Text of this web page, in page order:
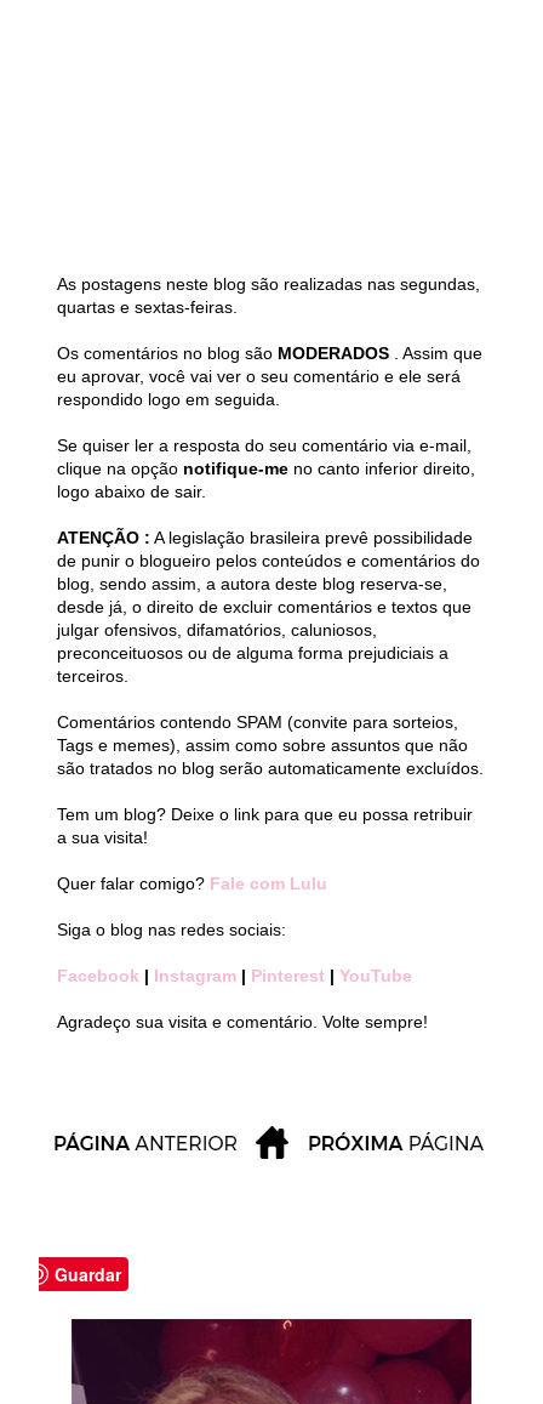
As postagens neste blog são realizadas nas segundas,
quartas e sextas-feiras.
Os comentários no blog são MODERADOS . Assim que
eu aprovar, você vai ver o seu comentário e ele será
respondido logo em seguida.
Se quiser ler a resposta do seu comentário via e-mail,
clique na opção notifique-me no canto inferior direito,
logo abaixo de sair.
ATENÇÃO : A legislação brasileira prevê possibilidade
de punir o blogueiro pelos conteúdos e comentários do
blog, sendo assim, a autora deste blog reserva-se,
desde já, o direito de excluir comentários e textos que
julgar ofensivos, difamatórios, caluniosos,
preconceituosos ou de alguma forma prejudiciais a
terceiros.
Comentários contendo SPAM (convite para sorteios,
Tags e memes), assim como sobre assuntos que não
são tratados no blog serão automaticamente excluídos.
Tem um blog? Deixe o link para que eu possa retribuir
a sua visita!
Quer falar comigo? Fale com Lulu
Siga o blog nas redes sociais:
Facebook | Instagram | Pinterest | YouTube
Agradeço sua visita e comentário. Volte sempre!
Guardar